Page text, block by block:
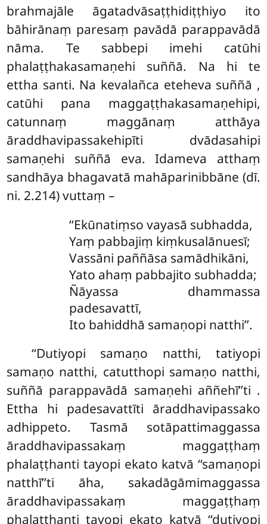
brahmajāle āgatadvāsaṭṭhidiṭṭhiyo ito
bāhirānaṃ paresaṃ pavādā parappavādā
nāma. Te sabbepi imehi catūhi
phalaṭṭhakasamaṇehi suññā. Na hi te
ettha santi. Na kevalañca eteheva suññā ,
catūhi pana maggaṭṭhakasamaṇehipi,
catunnaṃ maggānaṃ atthāya
āraddhavipassakehipīti dvādasahipi
samaṇehi suññā eva. Idameva atthaṃ
sandhāya bhagavatā mahāparinibbāne (dī.
ni. 2.214) vuttaṃ –
‘‘Ekūnatiṃso vayasā subhadda,
Yaṃ pabbajiṃ kiṃkusalānuesī;
Vassāni paññāsa samādhikāni,
Yato ahaṃ pabbajito subhadda;
Ñāyassa dhammassa
padesavattī,
Ito bahiddhā samaṇopi natthi’’.
‘‘Dutiyopi samaṇo natthi, tatiyopi
samaṇo natthi, catutthopi samaṇo natthi,
suññā parappavādā samaṇehi aññehī’’ti .
Ettha hi padesavattīti āraddhavipassako
adhippeto. Tasmā sotāpattimaggassa
āraddhavipassakaṃ maggaṭṭhaṃ
phalaṭṭhanti tayopi ekato katvā ‘‘samaṇopi
natthī’’ti āha, sakadāgāmimaggassa
āraddhavipassakaṃ maggaṭṭhaṃ
phalaṭṭhanti tayopi ekato katvā ‘‘dutiyopi